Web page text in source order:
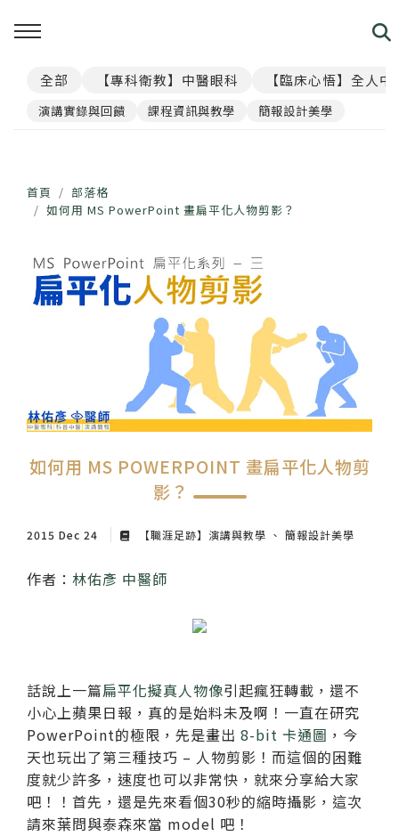
回主選單
我是林佑彥
足跡與聲音
回主選單
👁️ 共感・視覺模擬館
📊 天地人．養生儀表板
🛤️ 覺察．醫道沙盤
回主選單
🧘 光流導引．雲端禪房
🎴 指引・身心籤詩
回主選單
看見現象．衛教文章
💊 透視用藥．中西藥典
醫案經驗．臨床心法
紙本陪伴．眼癒力
聆聽共鳴．講座紀實
回主選單
尋找祥峻
全部 【專科衛教】中醫眼科 【臨床心悟】全人中
演講實錄與回饋 課程資訊與教學 簡報設計美學
首頁
部落格
如何用 MS PowerPoint 畫扁平化人物剪影？
如何用 MS POWERPOINT 畫扁平化人物剪
影？
2015 Dec 24 【職涯足跡】演講與教學 簡報設計美學
作者： 林佑彥 中醫師
話說上一篇扁平化擬真人物像引起瘋狂轉載，還不
小心上蘋果日報，真的是始料未及啊！一直在研究
PowerPoint的極限，先是畫出 8-bit 卡通圖 ，今
天也玩出了第三種技巧 – 人物剪影！而這個的困難
度就少許多，速度也可以非常快，就來分享給大家
吧！！首先，還是先來看個30秒的縮時攝影，這次
請來葉問與泰森來當 model 吧！